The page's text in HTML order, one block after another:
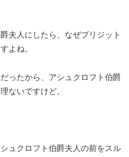
夫人にしたら、なぜブリジット
よね。
ったから、アシュクロフト伯爵
ないですけど。
ュクロフト伯爵夫人の前をスル